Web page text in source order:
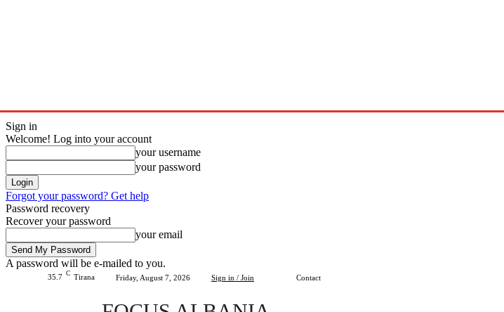
Sign in
Welcome! Log into your account
your username
your password
Forgot your password? Get help
Password recovery
Recover your password
your email
A password will be e-mailed to you.
35.7 C Tirana Friday, August 7, 2026 Sign in / Join Contact